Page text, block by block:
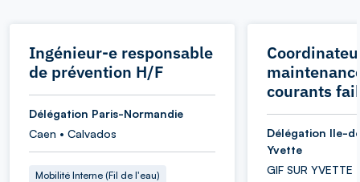
Ingénieur-e responsable
de prévention H/F
Délégation Paris-Normandie
Caen • Calvados
Mobilité Interne (Fil de l'eau)
courants
Délégation Ile-
Yvette
GIF SUR YVETTE